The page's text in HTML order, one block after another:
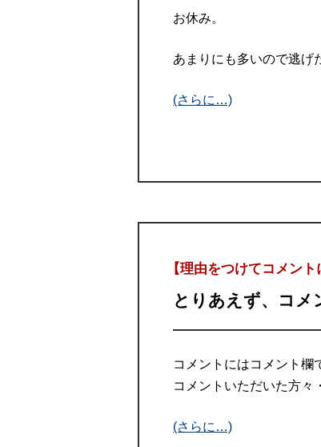
お休み。
あまりにも多いので逃げ
(さらに…)
【理由をつけてコメント
とりあえず、コメ
コメントにはコメント欄
コメントいただいた方々
(さらに…)